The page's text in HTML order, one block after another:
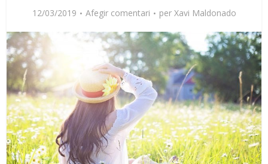
12/03/2019 Afegir comentari per Xavi Maldonado